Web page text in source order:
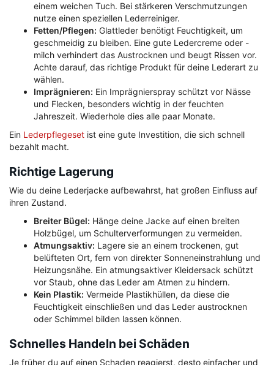
einem weichen Tuch. Bei stärkeren Verschmutzungen
nutze einen speziellen Lederreiniger.
Fetten/Pflegen: Glattleder benötigt Feuchtigkeit, um
geschmeidig zu bleiben. Eine gute Ledercreme oder -
milch verhindert das Austrocknen und beugt Rissen vor.
Achte darauf, das richtige Produkt für deine Lederart zu
wählen.
Imprägnieren: Ein Imprägnierspray schützt vor Nässe
und Flecken, besonders wichtig in der feuchten
Jahreszeit. Wiederhole dies alle paar Monate.
Ein Lederpflegeset ist eine gute Investition, die sich schnell
bezahlt macht.
Richtige Lagerung
Wie du deine Lederjacke aufbewahrst, hat großen Einfluss auf
ihren Zustand.
Breiter Bügel: Hänge deine Jacke auf einen breiten
Holzbügel, um Schulterverformungen zu vermeiden.
Atmungsaktiv: Lagere sie an einem trockenen, gut
belüfteten Ort, fern von direkter Sonneneinstrahlung und
Heizungsnähe. Ein atmungsaktiver Kleidersack schützt
vor Staub, ohne das Leder am Atmen zu hindern.
Kein Plastik: Vermeide Plastikhüllen, da diese die
Feuchtigkeit einschließen und das Leder austrocknen
oder Schimmel bilden lassen können.
Schnelles Handeln bei Schäden
Je früher du auf einen Schaden reagierst, desto einfacher und